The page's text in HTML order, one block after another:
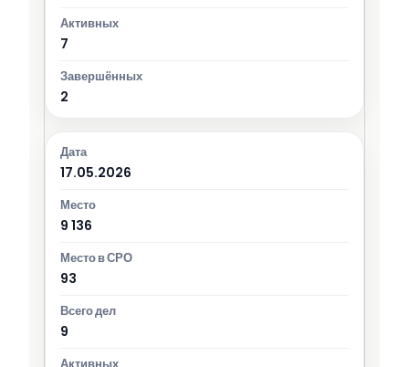
7
2
17.05.2026
9 136
93
9